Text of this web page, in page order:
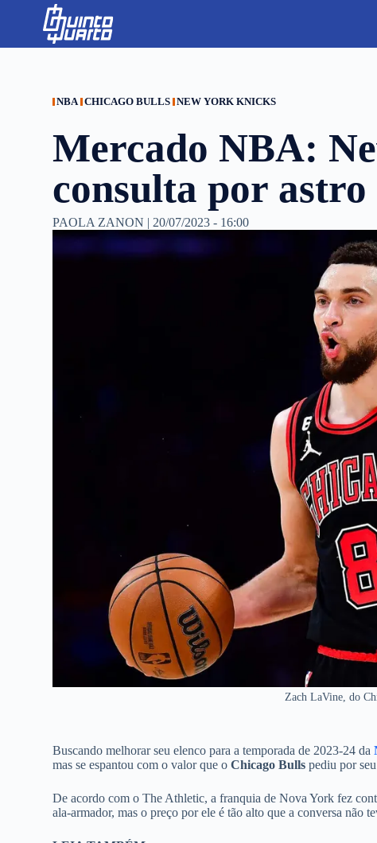
p
NBA CHICAGO BULLS NEW YORK KNICKS
Mercado NBA:
consulta por
PAOLA ZANON | 20/07/2023 - 16:00
Zach LaVine, do
Buscando melhorar seu elenco para a temporada de 2023-24 da
mas se espantou com o valor que oChicago Bulls pediu por
De acordo com o The Athletic, a franquia de Nova York fez
ala-armador, mas o preço por ele é tão alto que a conversa não